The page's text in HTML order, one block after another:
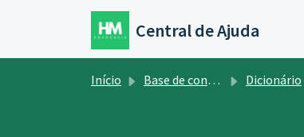
Ir para o conteúdo principal
Central de Ajuda
Início Base de conhecimento Dicionário